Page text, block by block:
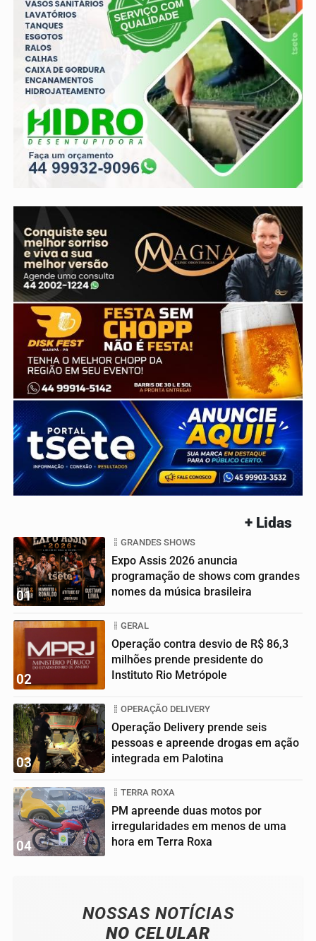
+ Lidas
01
GRANDES SHOWS
Expo Assis 2026 anuncia
programação de shows com grandes
nomes da música brasileira
02
GERAL
Operação contra desvio de R$ 86,3
milhões prende presidente do
Instituto Rio Metrópole
03
OPERAÇÃO DELIVERY
Operação Delivery prende seis
pessoas e apreende drogas em ação
integrada em Palotina
04
TERRA ROXA
PM apreende duas motos por
irregularidades em menos de uma
hora em Terra Roxa
NOSSAS NOTÍCIAS
NO CELULAR